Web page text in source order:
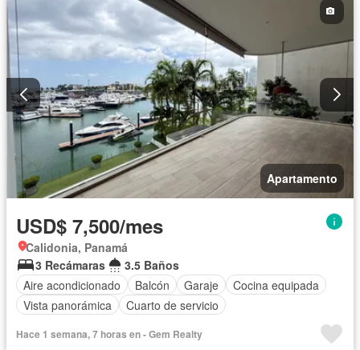
Apartamento
USD$ 7,500/mes
Calidonia, Panamá
3 Recámaras
3.5 Baños
Aire acondicionado
Balcón Garaje
Cocina equipada
Vista panorámica
Cuarto de servicio
Hace 1 semana, 7 horas en - Gem Realty